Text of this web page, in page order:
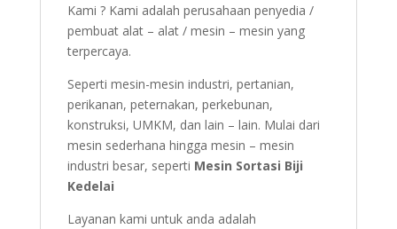
Kami ? Kami adalah perusahaan penyedia /
pembuat alat – alat / mesin – mesin yang
terpercaya.
Seperti mesin-mesin industri, pertanian,
perikanan, peternakan, perkebunan,
konstruksi, UMKM, dan lain – lain. Mulai dari
mesin sederhana hingga mesin – mesin
industri besar, seperti Mesin Sortasi Biji
Kedelai
Layanan kami untuk anda adalah